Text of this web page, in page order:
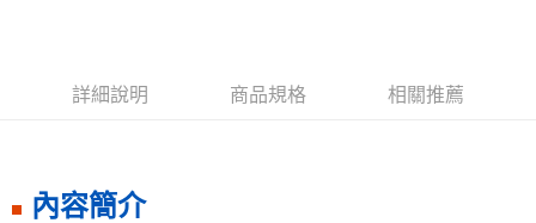
每筆NT$60，滿NT$799(含以上)免運費
宅配
詳細說明 商品規格 相關推薦
內容簡介